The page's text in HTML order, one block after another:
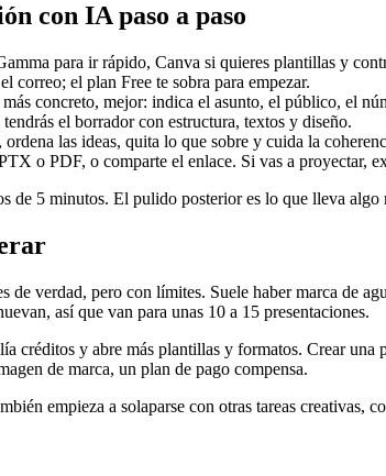
con IA paso a paso
para ir rápido, Canva si quieres plantillas y
correo; el plan Free te sobra para empezar.
concreto, mejor: indica el asunto, el público, el
el borrador con estructura, textos y diseño.
ordena las ideas, quita lo que sobre y cuida la
o PDF, o comparte el enlace. Si vas a proyectar,
de 5 minutos. El pulido posterior es lo que lleva algo
de verdad, pero con límites. Suele haber marca de
así que van para unas 10 a 15 presentaciones.
créditos y abre más plantillas y formatos. Crear
de marca, un plan de pago compensa.
empieza a solaparse con otras tareas creativas,